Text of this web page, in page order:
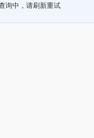
询中，请刷新重试